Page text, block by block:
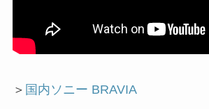
＞ 国内ソニー BRAVIA